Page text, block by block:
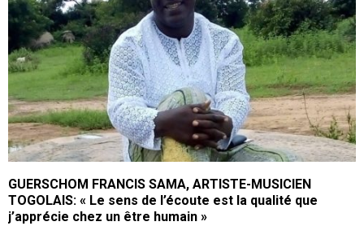
GUERSCHOM FRANCIS SAMA, ARTISTE-MUSICIEN
TOGOLAIS: « Le sens de l’écoute est la qualité que
j’apprécie chez un être humain »